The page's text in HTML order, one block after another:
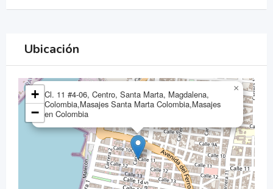
Ubicación
Cl. 11 #4-06, Centro, Santa Marta, Magdalena,
Colombia,Masajes Santa Marta Colombia,Masajes
en Colombia
×
+
−